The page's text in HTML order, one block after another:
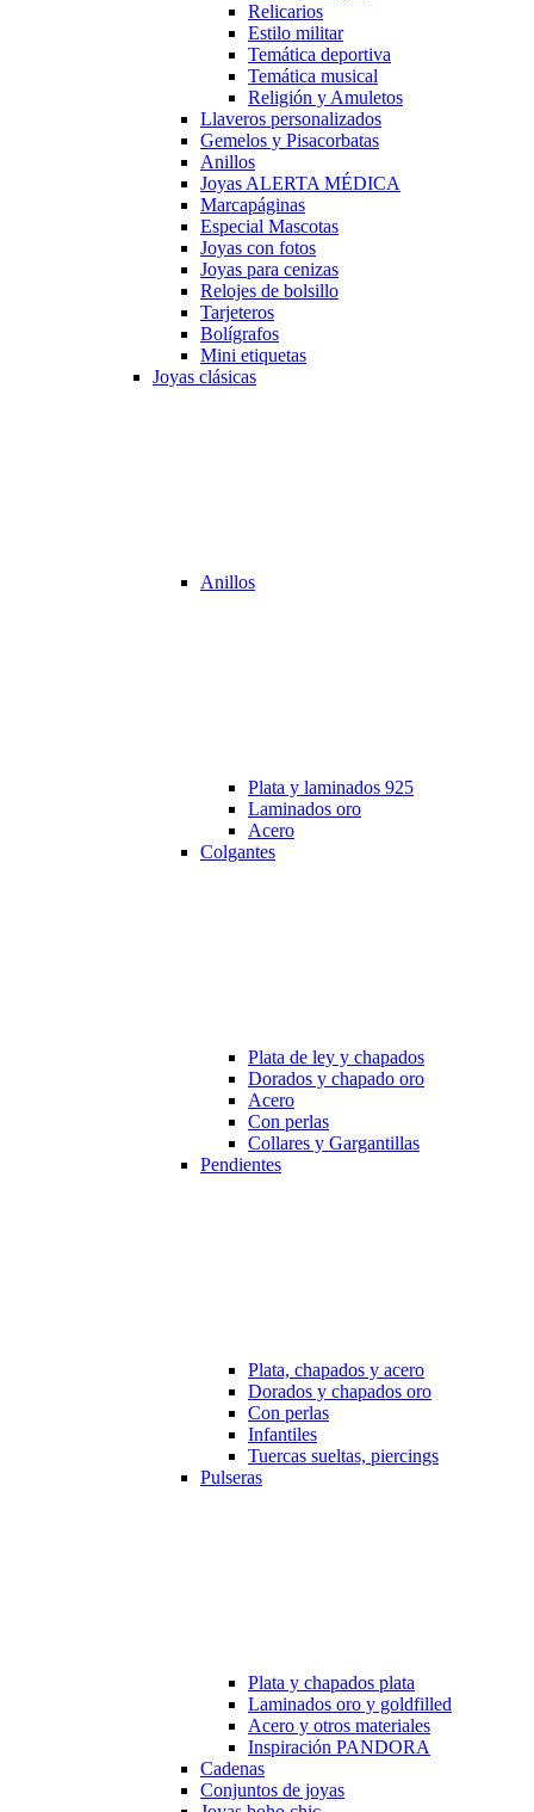
Relicarios
Estilo militar
Temática deportiva
Temática musical
Religión y Amuletos
Llaveros personalizados
Gemelos y Pisacorbatas
Anillos
Joyas ALERTA MÉDICA
Marcapáginas
Especial Mascotas
Joyas con fotos
Joyas para cenizas
Relojes de bolsillo
Tarjeteros
Bolígrafos
Mini etiquetas
Joyas clásicas
Anillos
Plata y laminados 925
Laminados oro
Acero
Colgantes
Plata de ley y chapados
Dorados y chapado oro
Acero
Con perlas
Collares y Gargantillas
Pendientes
Plata, chapados y acero
Dorados y chapados oro
Con perlas
Infantiles
Tuercas sueltas, piercings
Pulseras
Plata y chapados plata
Laminados oro y goldfilled
Acero y otros materiales
Inspiración PANDORA
Cadenas
Conjuntos de joyas